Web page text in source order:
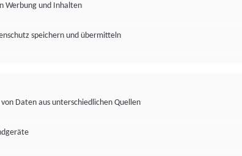
Werbung und Inhalten
speichern und übermitteln
Daten aus unterschiedlichen Quellen